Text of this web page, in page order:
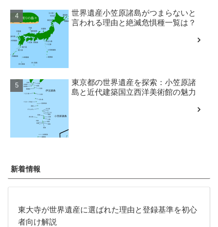
世界遺産小笠原諸島がつまらないと
言われる理由と絶滅危惧種一覧は？
東京都の世界遺産を探索：小笠原諸
島と近代建築国立西洋美術館の魅力
新着情報
東大寺が世界遺産に選ばれた理由と登録基準を初心
者向け解説